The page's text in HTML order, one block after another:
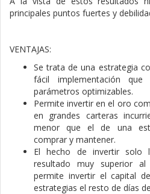
principales puntos fuertes y
VENTAJAS:
Se trata de una estrategia
fácil implementación
parámetros optimizables.
Permite invertir en el oro
en grandes carteras
menor que el de una
comprar y mantener.
El hecho de invertir solo
resultado muy superior
permite invertir el capital
estrategias el resto de días